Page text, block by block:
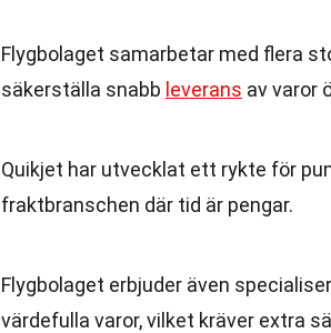
Flygbolaget samarbetar med flera
säkerställa snabb leverans av varor
Quikjet har utvecklat ett rykte för
fraktbranschen där tid är pengar.
Flygbolaget erbjuder även
värdefulla varor, vilket kräver extra